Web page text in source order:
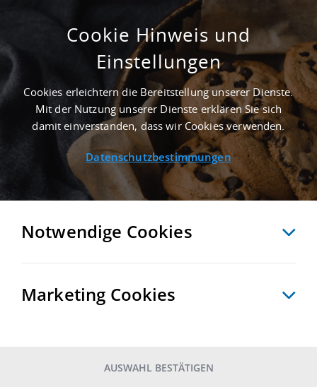
2.000 M² LOGISTIKHALLE IN BERLIN AN DER
AUTOBAHN A 100
Startseite Immobiliensuche Detailansicht
VERGLEICHEN EXPORT PDF
Cookie Hinweis und
Einstellungen
Cookies erleichtern die Bereitstellung unserer Dienste.
Mit der Nutzung unserer Dienste erklären Sie sich
damit einverstanden, dass wir Cookies verwenden.
Datenschutzbestimmungen
Notwendige Cookies
Marketing Cookies
AUSWAHL BESTÄTIGEN